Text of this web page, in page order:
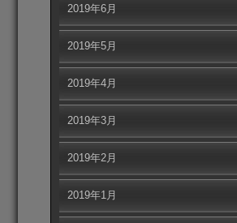
2019年6月
2019年5月
2019年4月
2019年3月
2019年2月
2019年1月